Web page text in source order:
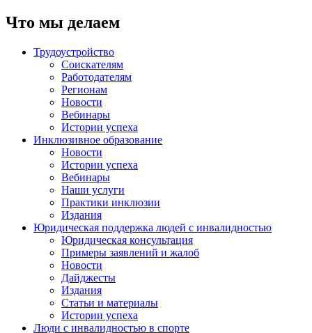
Что мы делаем
Трудоустройство
Соискателям
Работодателям
Регионам
Новости
Вебинары
Истории успеха
Инклюзивное образование
Новости
Истории успеха
Вебинары
Наши услуги
Практики инклюзии
Издания
Юридическая поддержка людей с инвалидностью
Юридическая консультация
Примеры заявлений и жалоб
Новости
Дайджесты
Издания
Статьи и материалы
Истории успеха
Люди с инвалидностью в спорте